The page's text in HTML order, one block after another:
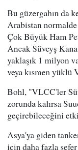
Bu güzergahın da
Arabistan
Çok Büyük Ham
Ancak Süveyş
yaklaşık 1 milyon
veya kısmen yüklü
Bohl, "VLCC'ler
zorunda kalırsa
geçirebileceğini
Asya'ya giden
için daha fazla